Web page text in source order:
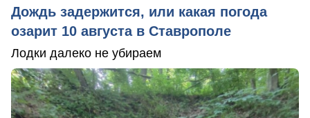
Дождь задержится, или какая погода
озарит 10 августа в Ставрополе
Лодки далеко не убираем